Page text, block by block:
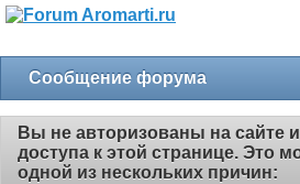
Сообщение форума
Вы не авторизованы на сайте
доступа к этой странице. Это
одной из нескольких причин: